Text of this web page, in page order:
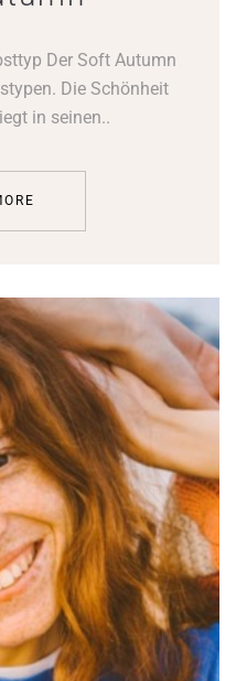
Der Soft Autumn
Die Schönheit
in seinen..